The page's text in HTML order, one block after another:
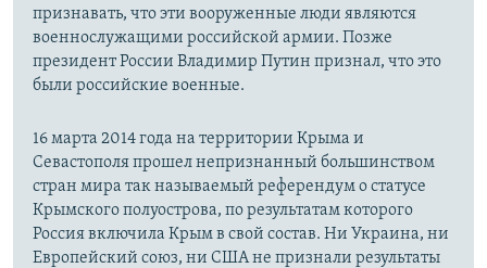
признавать, что эти вооруженные люди являются
военнослужащими российской армии. Позже
президент России Владимир Путин признал, что это
были российские военные.
16 марта 2014 года на территории Крыма и
Севастополя прошел непризнанный большинством
стран мира так называемый референдум о статусе
Крымского полуострова, по результатам которого
Россия включила Крым в свой состав. Ни Украина, ни
Европейский союз, ни США не признали результаты